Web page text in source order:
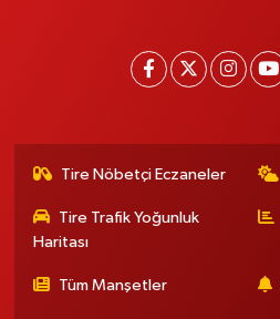
Tire Nöbetçi Eczaneler
Tire Trafik Yoğunluk
Haritası
Tüm Manşetler